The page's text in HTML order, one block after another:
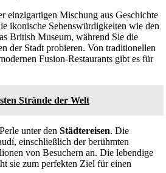
einzigartigen Mischung aus Geschichte
ikonische Sehenswürdigkeiten wie den
British Museum, während Sie die
der Stadt probieren. Von traditionellen
Fusion-Restaurants gibt es für
Strände der Welt
unter den Städtereisen. Die
einschließlich der berühmten
von Besuchern an. Die lebendige
sie zum perfekten Ziel für einen